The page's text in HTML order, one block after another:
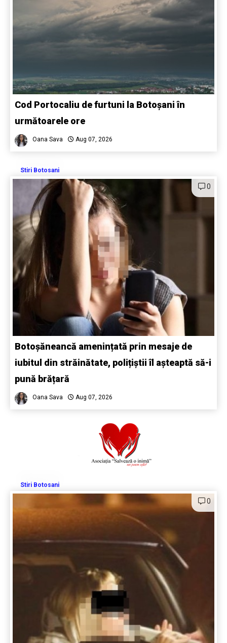
Cod Portocaliu de furtuni la Botoșani în
următoarele ore
Oana Sava Aug 07, 2026
Stiri Botosani
0
Botoșăneancă amenințată prin mesaje de
iubitul din străinătate, polițiștii îl așteaptă să-i
pună brățară
Oana Sava Aug 07, 2026
Stiri Botosani
0